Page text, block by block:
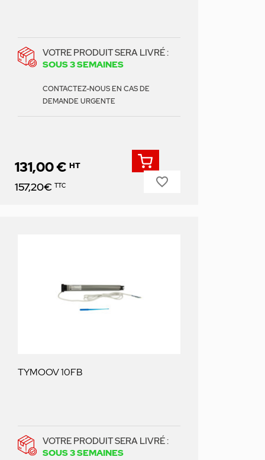
VOTRE PRODUIT SERA LIVRÉ :
SOUS 3 SEMAINES
CONTACTEZ-NOUS EN CAS DE
DEMANDE URGENTE
Prix
131,00 € HT
157,20€ TTC favorite_border
TYMOOV 10FB
VOTRE PRODUIT SERA LIVRÉ :
SOUS 3 SEMAINES